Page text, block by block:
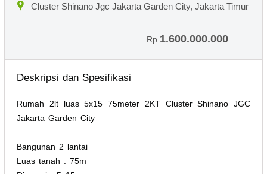
Cluster Shinano Jgc Jakarta Garden City, Jakarta Timur
Rp 1.600.000.000
Deskripsi dan Spesifikasi
Rumah 2lt luas 5x15 75meter 2KT Cluster Shinano JGC
Jakarta Garden City
Bangunan 2 lantai
Luas tanah : 75m